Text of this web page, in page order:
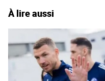
À lire aussi